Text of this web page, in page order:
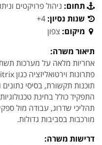
תחום: ניהול פרויקטים
שנות נסיון: 4+
מיקום: צפון
תיאור משרה:
אחריות מלאה על מערכות
תוכנות תקשורת, בסיסי נתונים
התפקיד כולל בחינת
תהליכי שדרוג, עבודה מול
מורכבות בסביבות גדולות.
דרישות משרה: